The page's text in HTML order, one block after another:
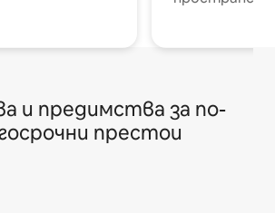
и предимства за по-
престои